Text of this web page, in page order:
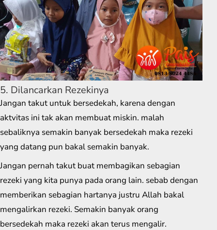
5. Dilancarkan Rezekinya
Jangan takut untuk bersedekah, karena dengan
aktvitas ini tak akan membuat miskin. malah
sebaliknya semakin banyak bersedekah maka rezeki
yang datang pun bakal semakin banyak.
Jangan pernah takut buat membagikan sebagian
rezeki yang kita punya pada orang lain. sebab dengan
memberikan sebagian hartanya justru Allah bakal
mengalirkan rezeki. Semakin banyak orang
bersedekah maka rezeki akan terus mengalir.